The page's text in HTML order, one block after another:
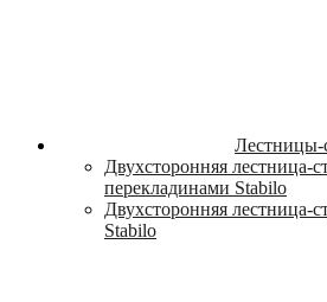
Лестницы-
Двухсторонняя лестница-
перекладинами Stabilo
Двухсторонняя лестница-
Stabilo